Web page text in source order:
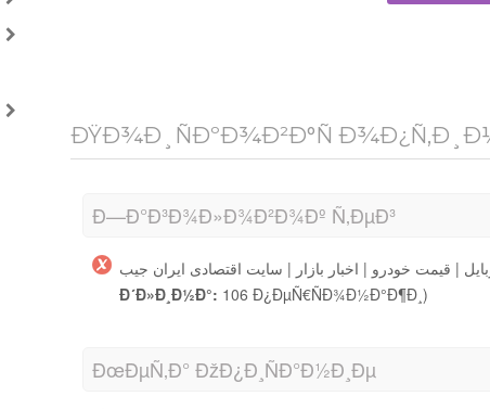
ÐŸÐ¾Ð¸ÑÐºÐ¾Ð²Ð°Ñ
Ð—Ð°Ð³Ð¾Ð»Ð¾Ð²Ð¾Ðº Ñ‚ÐµÐ³
| قیمت خودرو | اخبار بازار | سایت اقتصادی ایران جیب
Ð´Ð»Ð¸Ð½Ð°: 106 Ð¿ÐµÑ€ÑÐ¾Ð½Ð°Ð¶Ð¸)
ÐœÐµÑ‚Ð° ÐžÐ¿Ð¸ÑÐ°Ð½Ð¸Ðµ